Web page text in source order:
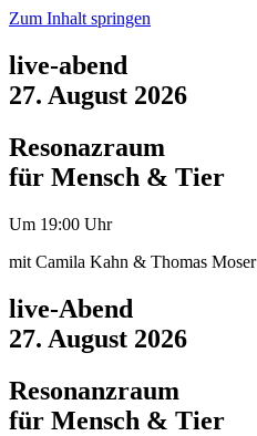
Zum Inhalt springen
live-abend
27. August 2026
Resonazraum
für Mensch & Tier
Um 19:00 Uhr
mit Camila Kahn & Thomas Moser
live-Abend
27. August 2026
Resonanzraum
für Mensch & Tier